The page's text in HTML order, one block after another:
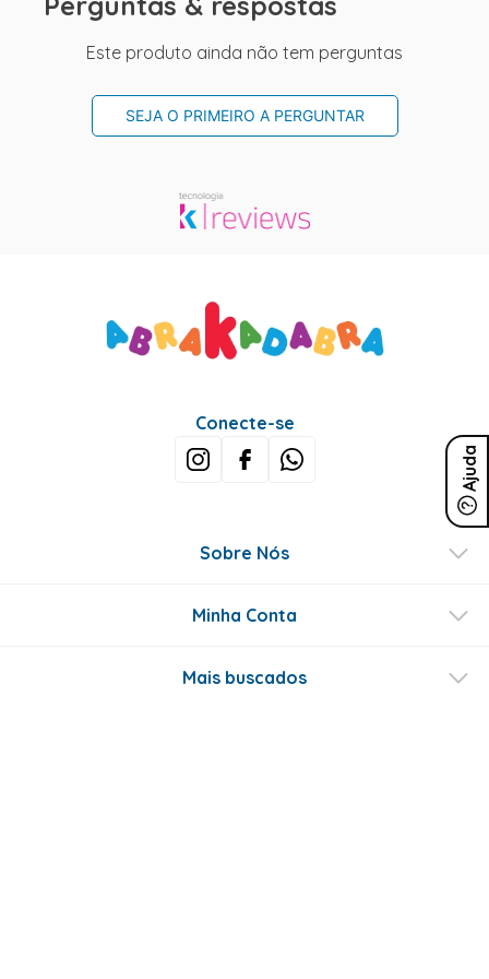
Este produto ainda não tem perguntas
SEJA O PRIMEIRO A PERGUNTAR
Ajuda
Conecte-se
Sobre Nós
Minha Conta
Mais buscados